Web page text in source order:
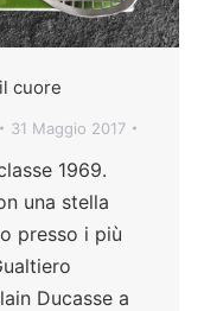
cuore
31 Maggio 2017
1969.
una stella
presso i più
Ducasse a